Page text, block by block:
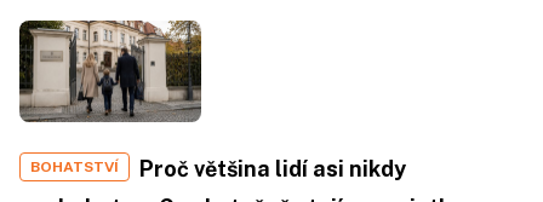
BOHATSTVÍ
Proč většina lidí asi nikdy